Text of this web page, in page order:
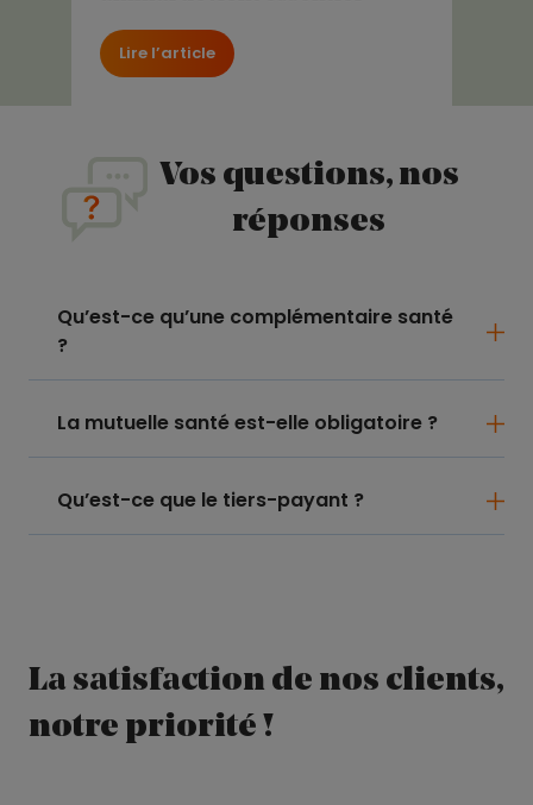
Lire l’article
Vos questions, nos
réponses
Qu’est-ce qu’une complémentaire santé
?
La mutuelle santé est-elle obligatoire ?
Qu’est-ce que le tiers-payant ?
La satisfaction de nos clients,
notre priorité !